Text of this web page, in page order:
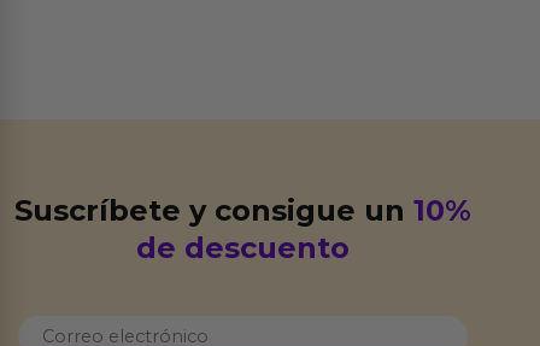
Suscríbete y consigue un10%
de descuento